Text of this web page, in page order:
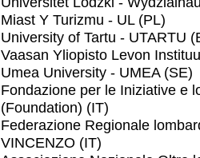
Miast Y Turizmu - UL (PL)
University of Tartu - UTARTU
Vaasan Yliopisto Levon
Umea University - UMEA (SE)
Fondazione per le Iniziative e
(Foundation) (IT)
Federazione Regionale
VINCENZO (IT)